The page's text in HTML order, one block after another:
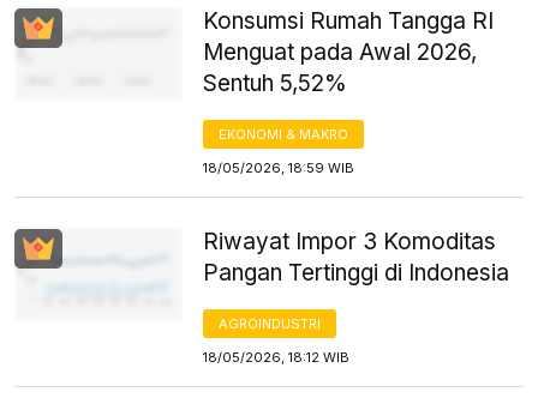
Konsumsi Rumah Tangga RI
Menguat pada Awal 2026,
Sentuh 5,52%
EKONOMI & MAKRO
18/05/2026, 18:59 WIB
Riwayat Impor 3 Komoditas
Pangan Tertinggi di Indonesia
AGROINDUSTRI
18/05/2026, 18:12 WIB